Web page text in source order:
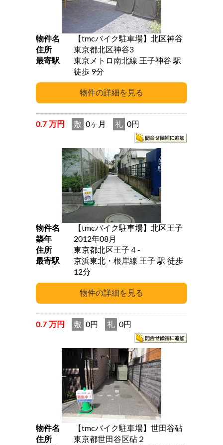
物件名
【tmcバイク駐車場】北区神谷
住所
東京都北区神谷3
最寄駅
東京メトロ南北線 王子神谷 駅
徒歩 9分
0.7 万円 敷 0ヶ月 礼 0円
物件名
【tmcバイク駐車場】北区王子
築年
2012年08月
住所
東京都北区王子４-
最寄駅
京浜東北・根岸線 王子 駅 徒歩
12分
0.7 万円 敷 0円 礼 0円
物件名
【tmcバイク駐車場】世田谷砧
住所
東京都世田谷区砧２